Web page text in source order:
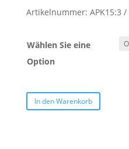
Artikelnummer: APK15:3
Wählen Sie eine
Option
In den Warenkorb